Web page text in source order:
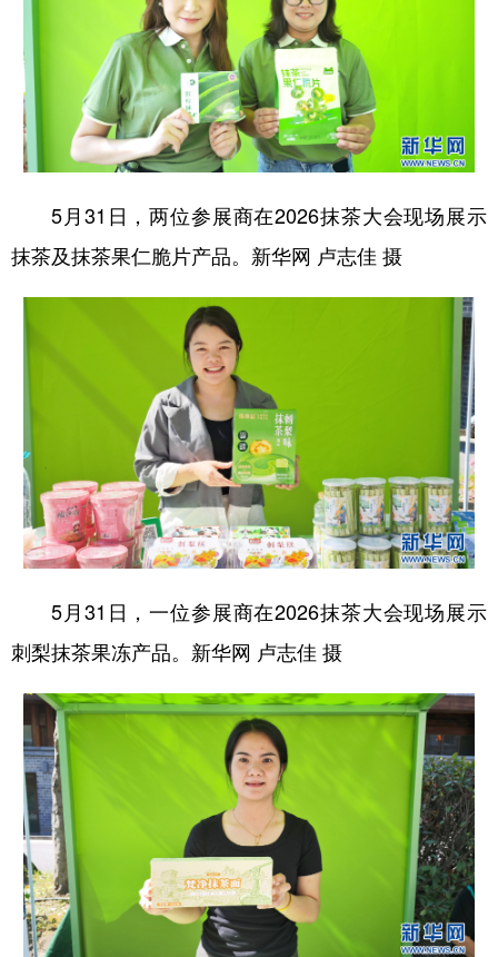
5月31日，两位参展商在2026抹茶大会现场展示
抹茶及抹茶果仁脆片产品。新华网 卢志佳 摄
5月31日，一位参展商在2026抹茶大会现场展示
刺梨抹茶果冻产品。新华网 卢志佳 摄